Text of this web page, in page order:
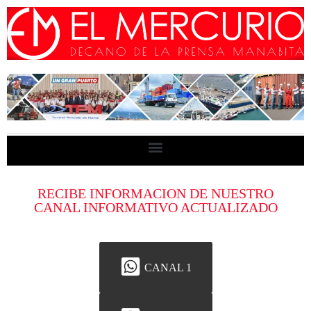
RECIBE INFORMACION DE NUESTRO
CANAL INFORMATIVO ACTUALIZADO
CANAL 1